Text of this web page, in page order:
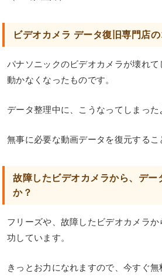
ビデオカメラ データ復旧専門店の
パナソニックのビデオカメラが壊れ
動かなくなったものです。
データ整理中に、こうなってしまった
無事に必要な動画データを復元するこ
故障したビデオカメラから、デー
か？
フリーズや、故障したビデオカメラ
功しています。
きっとお力になれますので、今すぐ